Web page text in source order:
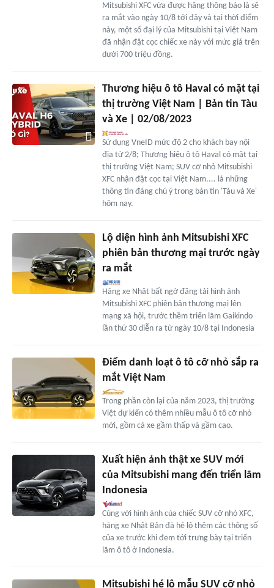
Mitsubishi XFC vừa được hãng thông báo là sẽ
ra mắt vào ngày 10/8 tới đây và tại thời điểm
này, một số đại lý của Mitsubishi tại Việt Nam
đã nhận đặt cọc chiếc xe này với mức giá trên
dưới 700 triệu đồng.
Thương hiệu ô tô Haval có mặt tại
thị trường Việt Nam | Bản tin Tàu
và Xe | 02/08/2023
Sử dụng VneID mức độ 2 cho khách bay nội
địa từ 2/8; Thương hiệu ô tô Haval có mặt tại
thị trường Việt Nam; SUV cỡ nhỏ Mitsubishi
XFC nhận đặt cọc tại Việt Nam.... là những
thông tin đáng chú ý trong bản tin 'Tàu và Xe'
hôm nay.
Lộ diện hình ảnh Mitsubishi XFC
phiên bản thương mại trước ngày
ra mắt
Hãng xe Nhật bất ngờ đăng tải hình ảnh
Mitsubishi XFC phiên bản thương mại lên
mạng xã hội, trước thềm triển lãm Gaikindo
lần thứ 30 diễn ra từ ngày 10/8 tại Indonesia
Điểm danh loạt ô tô cỡ nhỏ sắp ra
mắt Việt Nam
Trong phần còn lại của năm 2023, thị trường
Việt dự kiến có thêm nhiều mẫu ô tô cỡ nhỏ
mới, gồm cả xe gầm thấp và gầm cao.
Xuất hiện ảnh thật xe SUV mới
của Mitsubishi mang đến triển lãm
Indonesia
Cùng với hình ảnh của chiếc SUV cỡ nhỏ XFC,
hãng xe Nhật Bản đã hé lộ thêm các thông số
của xe trước khi đem tới trưng bày tại triển
lãm ô tô ở Indonesia.
Mitsubishi hé lộ mẫu SUV cỡ nhỏ